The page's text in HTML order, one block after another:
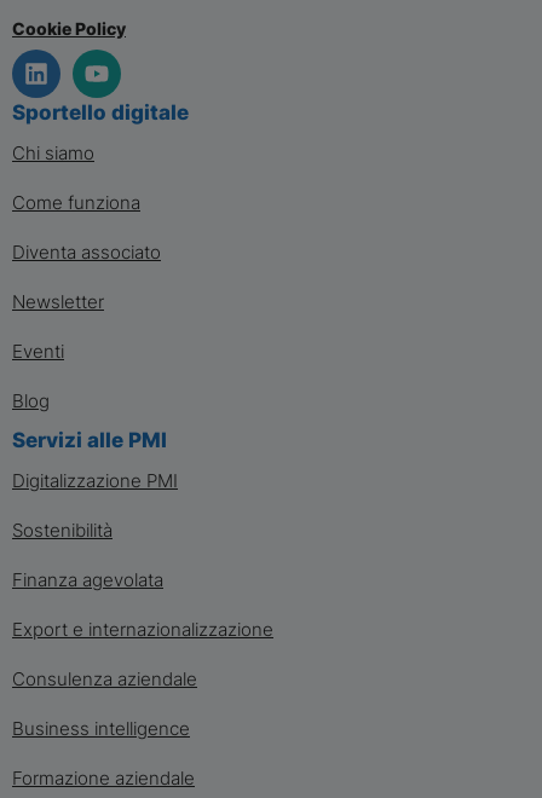
Cookie Policy
Sportello digitale
Chi siamo
Come funziona
Diventa associato
Newsletter
Eventi
Blog
Servizi alle PMI
Digitalizzazione PMI
Sostenibilità
Finanza agevolata
Export e internazionalizzazione
Consulenza aziendale
Business intelligence
Formazione aziendale